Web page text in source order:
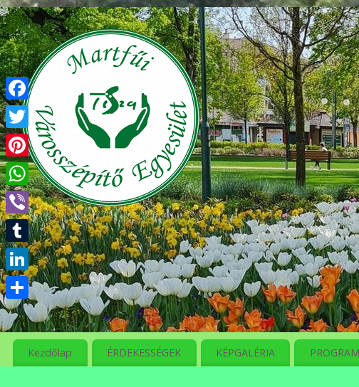
Kezdőlap ÉRDEKESSÉGEK KÉPGALÉRIA
Facebook
Twitter
Pinterest
WhatsApp
Viber
Tumblr
LinkedIn
Ossza
meg